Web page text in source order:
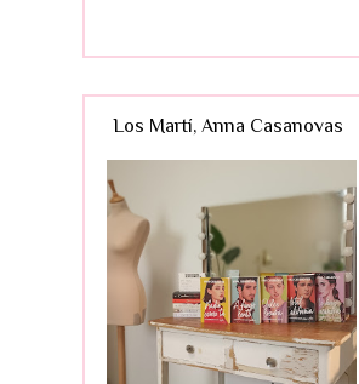
Los Martí, Anna Casanovas